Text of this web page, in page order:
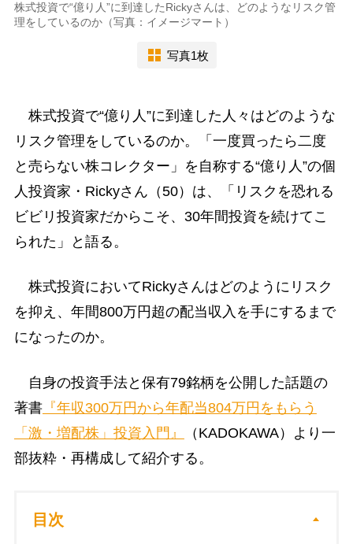
株式投資で“億り人”に到達したRickyさんは、どのようなリスク管
理をしているのか（写真：イメージマート）
写真1枚
株式投資で“億り人”に到達した人々はどのような
リスク管理をしているのか。「一度買ったら二度
と売らない株コレクター」を自称する“億り人”の個
人投資家・Rickyさん（50）は、「リスクを恐れる
ビビリ投資家だからこそ、30年間投資を続けてこ
られた」と語る。
株式投資においてRickyさんはどのようにリスク
を抑え、年間800万円超の配当収入を手にするまで
になったのか。
自身の投資手法と保有79銘柄を公開した話題の
著書『年収300万円から年配当804万円をもらう
「激・増配株」投資入門』
（KADOKAWA）より一
部抜粋・再構成して紹介する。
目次